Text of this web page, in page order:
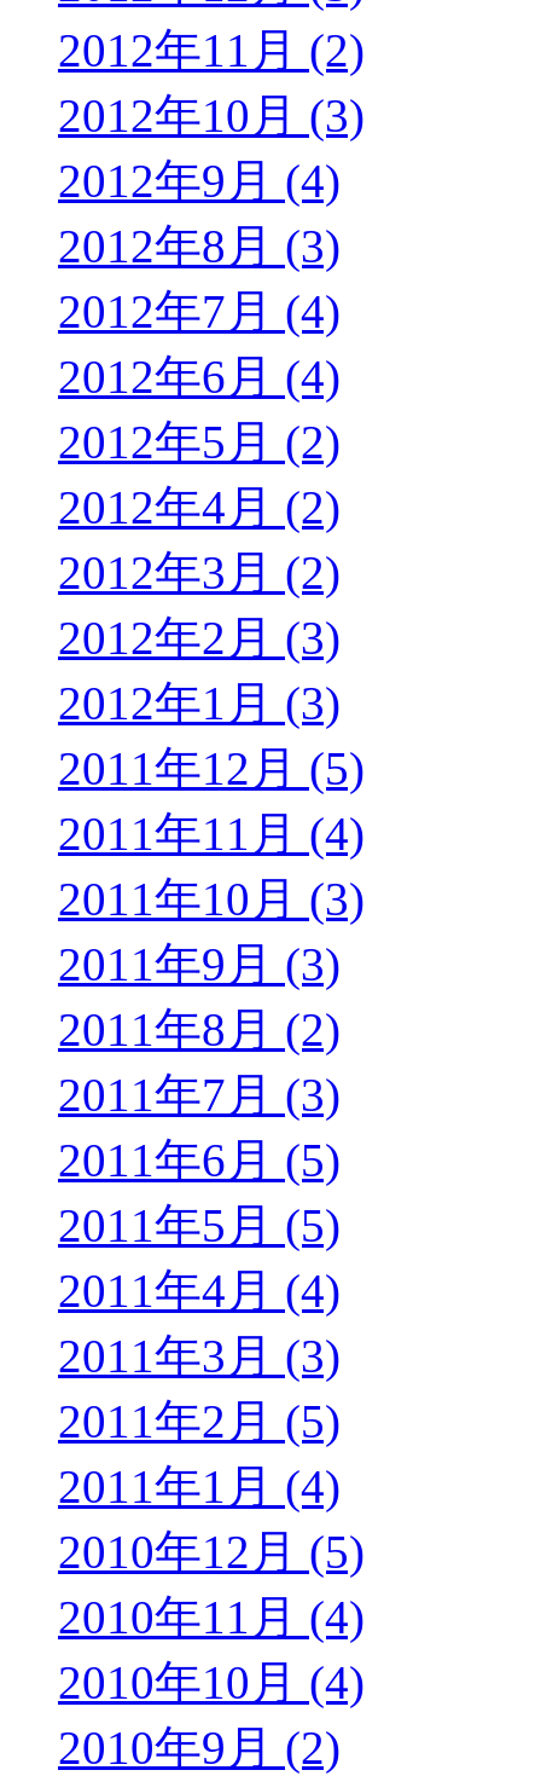
2012年11月 (2)
2012年10月 (3)
2012年9月 (4)
2012年8月 (3)
2012年7月 (4)
2012年6月 (4)
2012年5月 (2)
2012年4月 (2)
2012年3月 (2)
2012年2月 (3)
2012年1月 (3)
2011年12月 (5)
2011年11月 (4)
2011年10月 (3)
2011年9月 (3)
2011年8月 (2)
2011年7月 (3)
2011年6月 (5)
2011年5月 (5)
2011年4月 (4)
2011年3月 (3)
2011年2月 (5)
2011年1月 (4)
2010年12月 (5)
2010年11月 (4)
2010年10月 (4)
2010年9月 (2)